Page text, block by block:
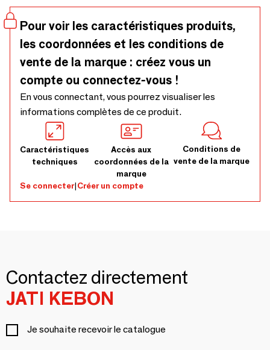
Pour voir les caractéristiques produits,
les coordonnées et les conditions de
vente de la marque : créez vous un
compte ou connectez-vous !
En vous connectant, vous pourrez visualiser les
informations complètes de ce produit.
Caractéristiques
techniques
Accès aux
coordonnées de la
marque
Conditions de
vente de la marque
Se connecter|Créer un compte
Contactez directement
JATI KEBON
Je souhaite recevoir le catalogue